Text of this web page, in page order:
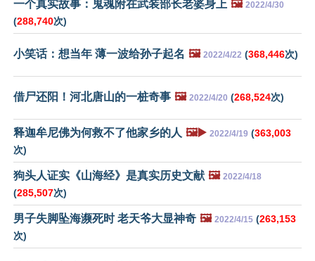
一个真实故事：鬼魂附在武装部长老婆身上 🖼️ 2022/4/30
(288,740次)
小笑话：想当年 薄一波给孙子起名 🖼️ 2022/4/22 (368,446次)
借尸还阳！河北唐山的一桩奇事 🖼️ 2022/4/20 (268,524次)
释迦牟尼佛为何救不了他家乡的人 🖼️▶️ 2022/4/19 (363,003
次)
狗头人证实《山海经》是真实历史文献 🖼️ 2022/4/18
(285,507次)
男子失脚坠海濒死时 老天爷大显神奇 🖼️ 2022/4/15 (263,153
次)